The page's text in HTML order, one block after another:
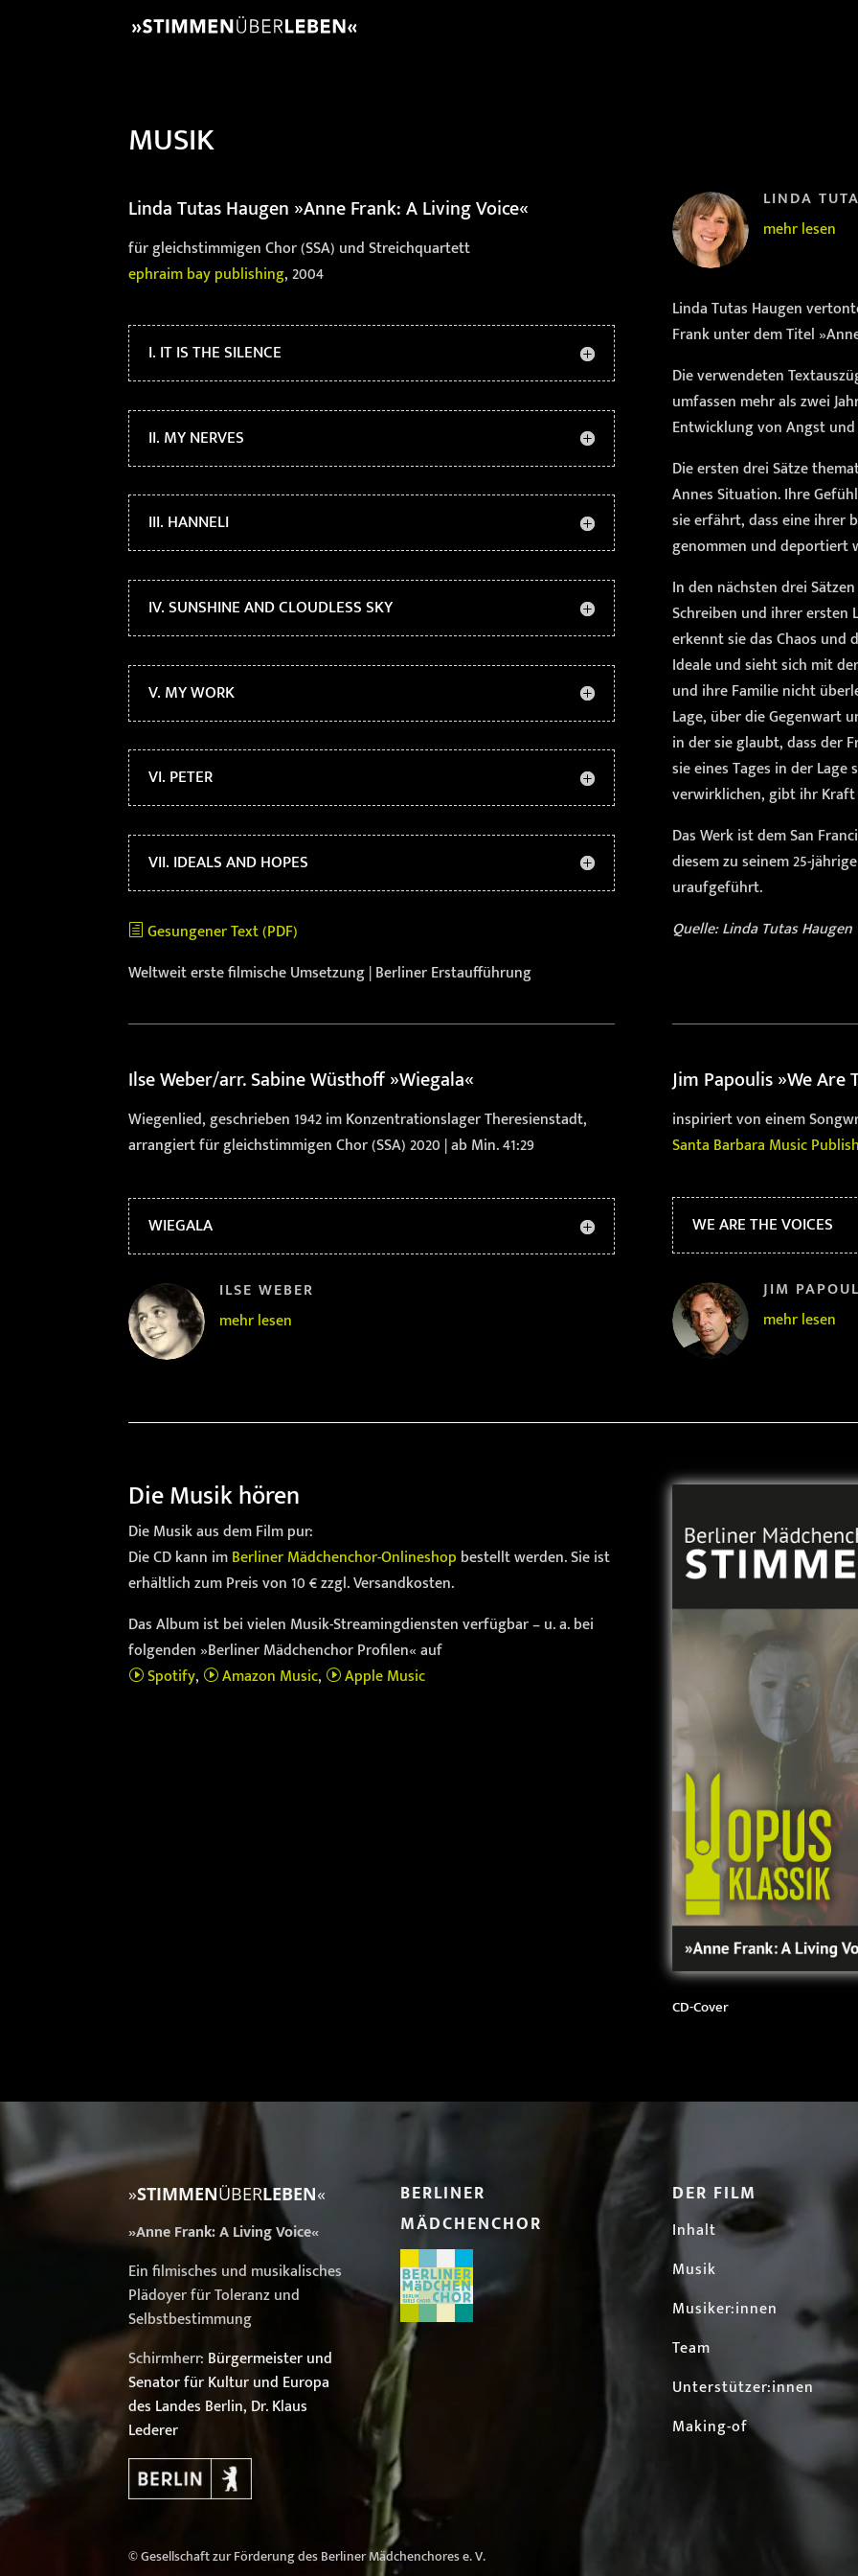
MUSIK
Linda Tutas Haugen »Anne Frank: A Living Voice«
für gleichstimmigen Chor (SSA) und Streichquartett
ephraim bay publishing, 2004
I. IT IS THE SILENCE
II. MY NERVES
III. HANNELI
IV. SUNSHINE AND CLOUDLESS SKY
V. MY WORK
VI. PETER
VII. IDEALS AND HOPES
h Gesungener Text (PDF)
Weltweit erste filmische Umsetzung | Berliner Erstaufführung
LINDA
mehr lesen
Linda Tutas Haugen
Frank unter dem Titel
Die verwendeten
umfassen mehr als zwei
Entwicklung von Angst
Die ersten drei Sätze
Annes Situation. Ihre
sie erfährt, dass eine ihrer
genommen und deportiert
In den nächsten drei
Schreiben und ihrer ersten
erkennt sie das Chaos und
Ideale und sieht sich mit
und ihre Familie nicht
Lage, über die Gegenwart
in der sie glaubt, dass der
sie eines Tages in der
verwirklichen, gibt ihr
Das Werk ist dem San
diesem zu seinem 25-
uraufgeführt.
Quelle: Linda Tutas Haugen
Ilse Weber/arr. Sabine Wüsthoff »Wiegala«
Wiegenlied, geschrieben 1942 im Konzentrationslager Theresienstadt,
arrangiert für gleichstimmigen Chor (SSA) 2020 | ab Min. 41:29
WIEGALA
ILSE WEBER
mehr lesen
Jim Papoulis»We Are
inspiriert von einem
Santa Barbara Music
WE ARE THE VOICES
JIM
mehr lesen
Die Musik hören
Die Musik aus dem Film pur:
Die CD kann imBerliner Mädchenchor-Onlineshop bestellt werden. Sie ist
erhältlich zum Preis von 10 € zzgl. Versandkosten.
Das Album ist bei vielen Musik-Streamingdiensten verfügbar – u. a. bei
folgenden »Berliner Mädchenchor Profilen« auf
I Spotify, I Amazon Music, I Apple Music
CD-Cover
»STIMMENÜBERLEBEN«
»Anne Frank: A Living Voice«
Ein filmisches und musikalisches
Plädoyer für Toleranz und
Selbstbestimmung
Schirmherr: Bürgermeister und
Senator für Kultur und Europa
des Landes Berlin, Dr. Klaus
Lederer
BERLINER
MÄDCHENCHOR
DER FILM
Inhalt
Musik
Musiker:innen
Team
Unterstützer:innen
Making-of
© Gesellschaft zur Förderung des Berliner Mädchenchores e. V.